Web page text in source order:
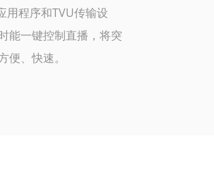
用程序和TVU传输设
能一键控制直播，将突
、快速。